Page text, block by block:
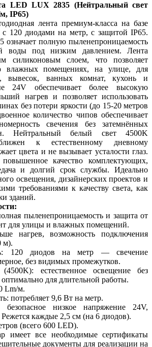
LED LUX 2835 (Нейтральный свет
IP65)
лента премиум-класса на базе
120 диодами на метр, с защитой IP65.
означает полную пыленепроницаемость
воды под низким давлением. Лента
силиконовым слоем, что позволяет
влажных помещениях, на улице, для
вывесок, ванных комнат, кухонь и
24V обеспечивает более высокую
нагрев и позволяет использовать
без потери яркости (до 15-20 метров
количество чипов обеспечивает
свечения без затемнённых
Нейтральный белый свет 4500K
к естественному дневному
цвета и не вызывает усталости глаз.
качество комплектующих,
и долгий срок службы. Идеально
освещения, дизайнерских проектов и
требованиями к качеству света, как
зданий.
пыленепроницаемость и защита от
для улицы и влажных помещений.
нагрев, возможность подключения
м).
120 диодов на метр — свечение
без видимых промежутков.
естественное освещение без
для длительной работы.
Lm/м.
потребляет 9,6 Вт на метр.
безопасное низкое напряжение 24V,
каждые 2,5 см (на 6 диодов).
(всего 600 LED).
имеет все необходимые сертификаты
документы для реализации на